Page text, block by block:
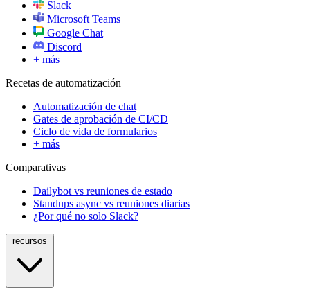
Slack
Microsoft Teams
Google Chat
Discord
+ más
Recetas de automatización
Automatización de chat
Gates de aprobación de CI/CD
Ciclo de vida de formularios
+ más
Comparativas
Dailybot vs reuniones de estado
Standups async vs reuniones diarias
¿Por qué no solo Slack?